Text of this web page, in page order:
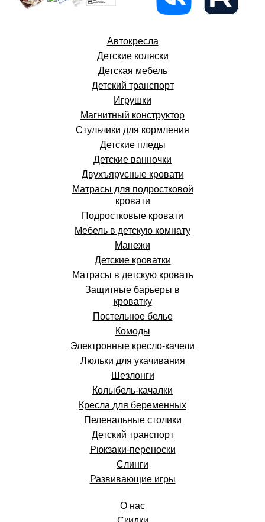
Автокресла
Детские коляски
Детская мебель
Детский транспорт
Игрушки
Магнитный конструктор
Стульчики для кормления
Детские пледы
Детские ванночки
Двухъярусные кровати
Матрасы для подростковой
кровати
Подростковые кровати
Мебель в детскую комнату
Манежи
Детские кроватки
Матрасы в детскую кровать
Защитные барьеры в
кроватку
Постельное белье
Комоды
Электронные кресло-качели
Люльки для укачивания
Шезлонги
Колыбель-качалки
Кресла для беременных
Пеленальные столики
Детский транспорт
Рюкзаки-переноски
Слинги
Развивающие игры
О нас